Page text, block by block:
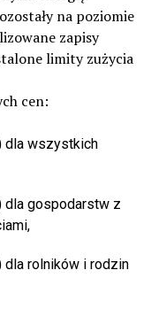
na poziomie
zapisy
limity zużycia
cen:
dla wszystkich
dla gospodarstw z
dla rolników i rodzin